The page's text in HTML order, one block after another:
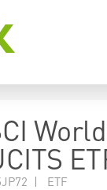
World
| ETF